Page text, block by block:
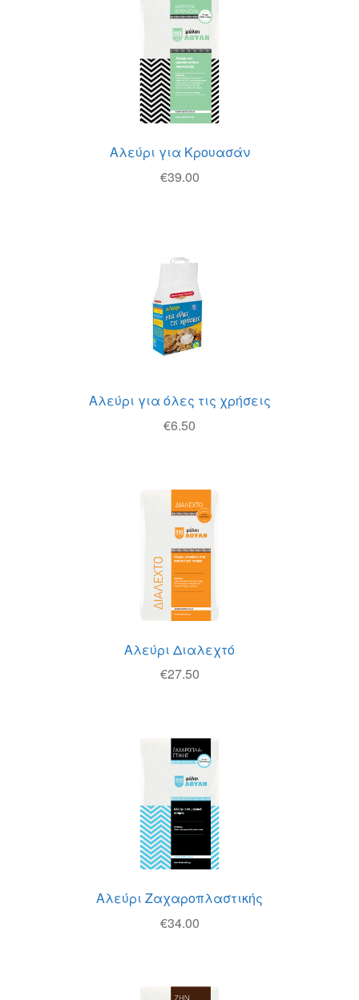
Αλεύρι για Κρουασάν
€39.00
Αλεύρι για όλες τις χρήσεις
€6.50
Αλεύρι Διαλεχτό
€27.50
Αλεύρι Ζαχαροπλαστικής
€34.00